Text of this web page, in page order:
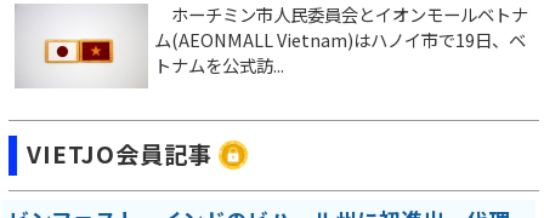
ホーチミン市人民委員会とイオンモールベトナ
ム(AEONMALL Vietnam)はハノイ市で19日、ベ
トナムを公式訪...
VIETJO会員記事